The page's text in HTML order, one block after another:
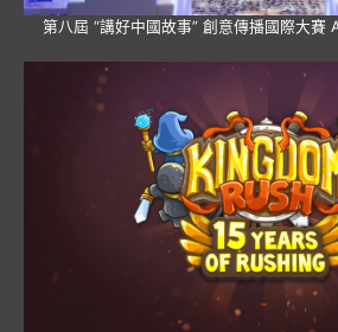
第八屆 “講好中國故事” 創意傳播國際大賽